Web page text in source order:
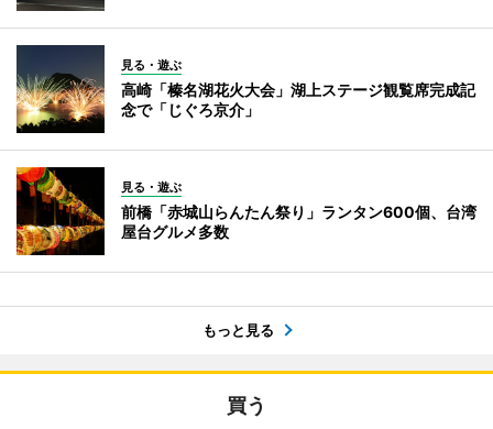
見る・遊ぶ
高崎「榛名湖花火大会」湖上ステージ観覧席完成記
念で「じぐろ京介」
見る・遊ぶ
前橋「赤城山らんたん祭り」ランタン600個、台湾
屋台グルメ多数
もっと見る
買う